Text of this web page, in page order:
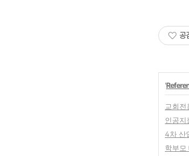
공
'
교회전
인공지
4차 산
학부모